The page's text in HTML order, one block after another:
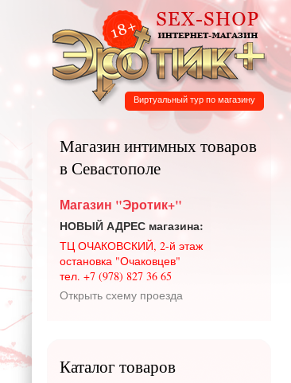
Виртуальный тур по магазину
Магазин интимных товаров
в Севастополе
Магазин "Эротик+"
НОВЫЙ АДРЕС магазина:
ТЦ ОЧАКОВСКИЙ, 2-й этаж
остановка "Очаковцев"
тел. +7 (978) 827 36 65
Открыть схему проезда
Каталог товаров